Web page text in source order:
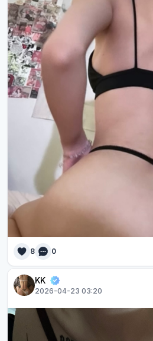
8 0
KK
2026-04-23 03:20